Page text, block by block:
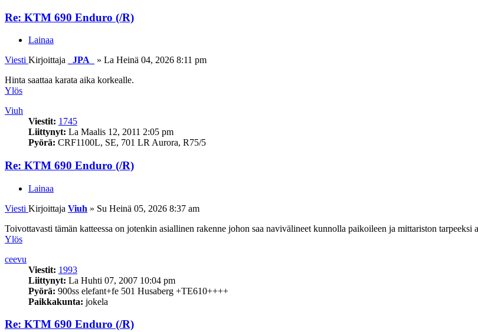
Re: KTM 690 Enduro (/R)
Lainaa
Viesti Kirjoittaja _JPA_ » La Heinä 04, 2026 8:11 pm
Hinta saattaa karata aika korkealle.
Ylös
Viuh
Viestit: 1745
Liittynyt: La Maalis 12, 2011 2:05 pm
Pyörä: CRF1100L, SE, 701 LR Aurora, R75/5
Re: KTM 690 Enduro (/R)
Lainaa
Viesti Kirjoittaja Viuh » Su Heinä 05, 2026 8:37 am
Toivottavasti tämän katteessa on jotenkin asiallinen rakenne johon saa navivälineet kunnolla paikoileen ja mittariston tarpeeksi
Ylös
ceevu
Viestit: 1993
Liittynyt: La Huhti 07, 2007 10:04 pm
Pyörä: 900ss elefant+fe 501 Husaberg +TE610++++
Paikkakunta: jokela
Re: KTM 690 Enduro (/R)